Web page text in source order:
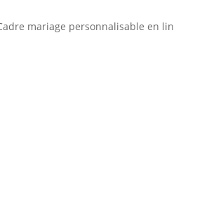
mariage personnalisable en lin